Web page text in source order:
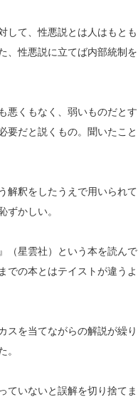
して、性悪説とは人はもとも
、性悪説に立てば内部統制を
悪くもなく、弱いものだとす
要だと説くもの。聞いたこと
解釈をしたうえで用いられて
かしい。
（星雲社）という本を読んで
での本とはテイストが違うよ
スを当てながらの解説が繰り
。
ていないと誤解を切り捨てま